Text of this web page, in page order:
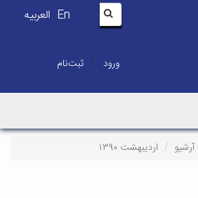
En العربیه
ورود | ثبت‌نام
آرشیو اردیبهشت ۱۳۹۰